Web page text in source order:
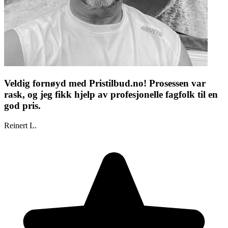
Veldig fornøyd med Pristilbud.no! Prosessen var
rask, og jeg fikk hjelp av profesjonelle fagfolk til en
god pris.
Reinert L.